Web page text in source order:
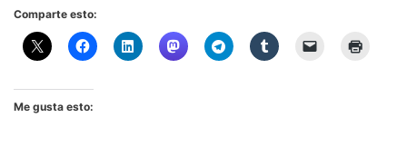
Comparte esto:
Me gusta esto: